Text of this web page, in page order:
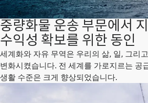
중량화물 운송 부문에서
수익성 확보를 위한 동인
세계화와 자유 무역은 우리의 삶, 일, 그리
변화시켰습니다. 전 세계를 가로지르는 공
생활 수준은 크게 향상되었습니다.